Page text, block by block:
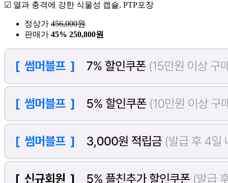
☑ 열과 충격에 강한 식물성 캡슐, PTP포장
정상가 456,000원
판매가 45% 250,800원